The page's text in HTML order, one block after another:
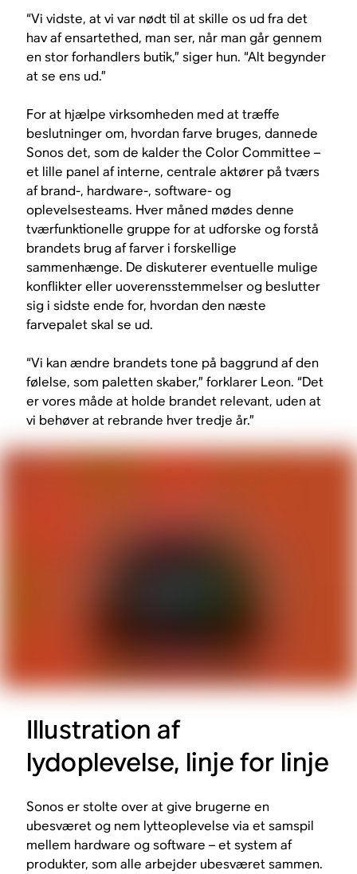
“Vi vidste, at vi var nødt til at skille os ud fra det
hav af ensartethed, man ser, når man går gennem
en stor forhandlers butik,” siger hun. “Alt begynder
at se ens ud.”
For at hjælpe virksomheden med at træffe
beslutninger om, hvordan farve bruges, dannede
Sonos det, som de kalder the Color Committee –
et lille panel af interne, centrale aktører på tværs
af brand-, hardware-, software- og
oplevelsesteams. Hver måned mødes denne
tværfunktionelle gruppe for at udforske og forstå
brandets brug af farver i forskellige
sammenhænge. De diskuterer eventuelle mulige
konflikter eller uoverensstemmelser og beslutter
sig i sidste ende for, hvordan den næste
farvepalet skal se ud.
“Vi kan ændre brandets tone på baggrund af den
følelse, som paletten skaber,” forklarer Leon. “Det
er vores måde at holde brandet relevant, uden at
vi behøver at rebrande hver tredje år.”
Illustration af
lydoplevelse, linje for linje
Sonos er stolte over at give brugerne en
ubesværet og nem lytteoplevelse via et samspil
mellem hardware og software – et system af
produkter, som alle arbejder ubesværet sammen.